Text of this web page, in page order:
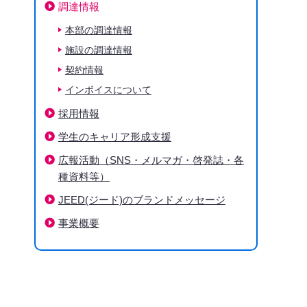
調達情報
下階層ページがない場合、項目は表示されません
本部の調達情報
施設の調達情報
契約情報
インボイスについて
採用情報
学生のキャリア形成支援
広報活動（SNS・メルマガ・啓発誌・各
種資料等）
JEED(ジード)のブランドメッセージ
事業概要